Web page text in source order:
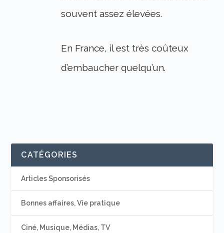
souvent assez élevées.
En France, il est très coûteux
d’embaucher quelqu’un.
CATÉGORIES
Articles Sponsorisés
Bonnes affaires, Vie pratique
Ciné, Musique, Médias, TV